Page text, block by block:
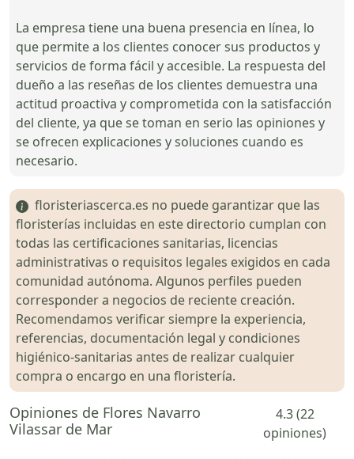
La empresa tiene una buena presencia en línea, lo
que permite a los clientes conocer sus productos y
servicios de forma fácil y accesible. La respuesta del
dueño a las reseñas de los clientes demuestra una
actitud proactiva y comprometida con la satisfacción
del cliente, ya que se toman en serio las opiniones y
se ofrecen explicaciones y soluciones cuando es
necesario.
floristeriascerca.es no puede garantizar que las
floristerías incluidas en este directorio cumplan con
todas las certificaciones sanitarias, licencias
administrativas o requisitos legales exigidos en cada
comunidad autónoma. Algunos perfiles pueden
corresponder a negocios de reciente creación.
Recomendamos verificar siempre la experiencia,
referencias, documentación legal y condiciones
higiénico-sanitarias antes de realizar cualquier
compra o encargo en una floristería.
Opiniones de Flores Navarro
Vilassar de Mar
4.3 (22
opiniones)